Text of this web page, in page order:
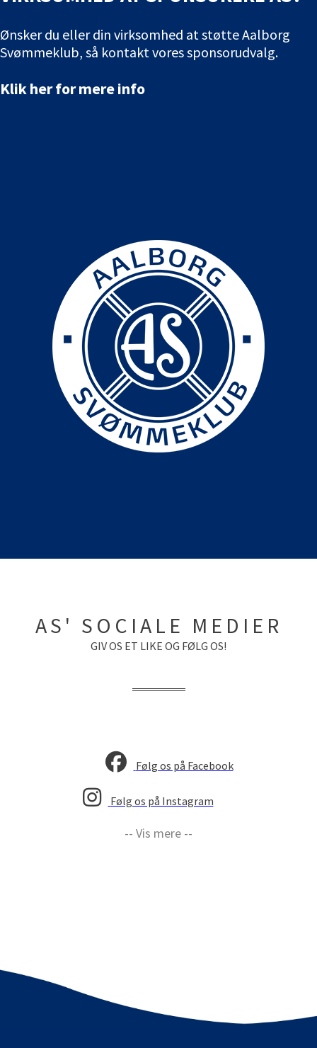
Ønsker du eller din virksomhed at støtte Aalborg
Svømmeklub, så kontakt vores sponsorudvalg.
Klik her for mere info
AS' SOCIALE MEDIER
GIV OS ET LIKE OG FØLG OS!
Følg os på Facebook
Følg os på Instagram
-- Vis mere --